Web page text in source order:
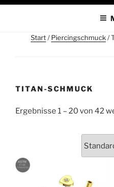
Start/Piercingschmuck/
TITAN-SCHMUCK
Ergebnisse 1 – 20 von 42